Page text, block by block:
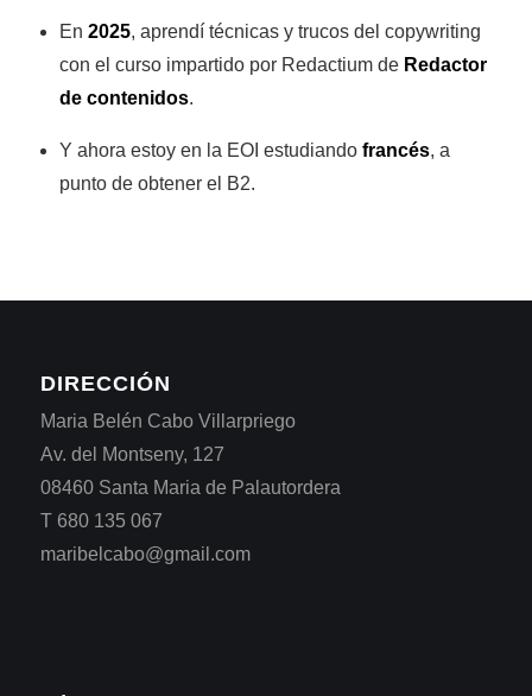
En 2025, aprendí técnicas y trucos del copywriting
con el curso impartido por Redactium de Redactor
de contenidos.
Y ahora estoy en la EOI estudiando francés, a
punto de obtener el B2.
DIRECCIÓN
Maria Belén Cabo Villarpriego
Av. del Montseny, 127
08460 Santa Maria de Palautordera
T 680 135 067
maribelcabo@gmail.com